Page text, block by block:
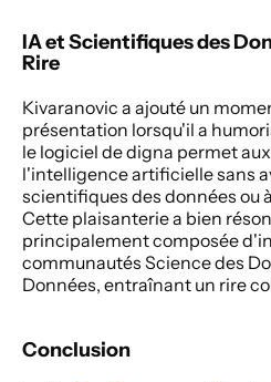
IA et Scientifiques des
Rire
Kivaranovic a ajouté un
présentation lorsqu'il a
le logiciel de digna permet
l'intelligence artificielle sans
scientifiques des données ou
Cette plaisanterie a bien
principalement composée
communautés Science des
Données, entraînant un rire
Conclusion